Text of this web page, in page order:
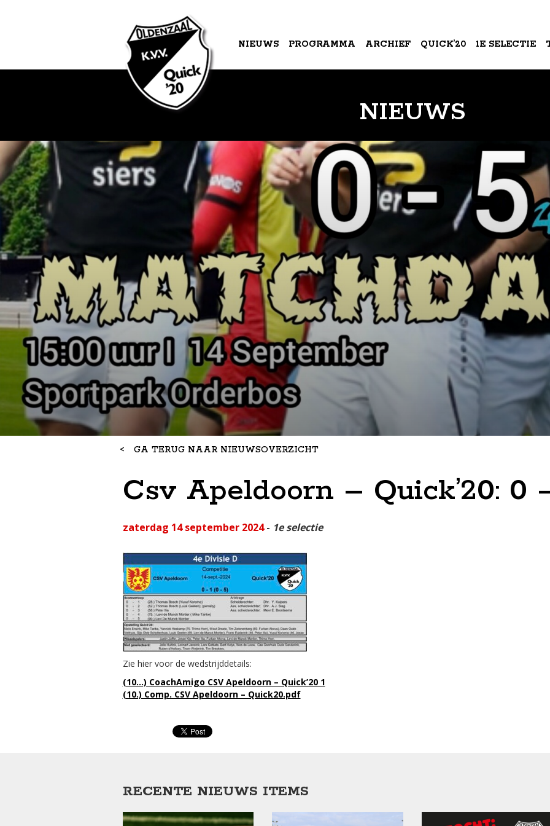
NIEUWS PROGRAMMA ARCHIEF QUICK’20 1E SELECTIE
NIEUWS
< GA TERUG NAAR NIEUWSOVERZICHT
Csv Apeldoorn – Quick’20: 0
zaterdag 14 september 2024- 1e selectie
Zie hier voor de wedstrijddetails:
(10…) CoachAmigo CSV Apeldoorn – Quick’20 1
(10.) Comp. CSV Apeldoorn – Quick20.pdf
RECENTE NIEUWS ITEMS